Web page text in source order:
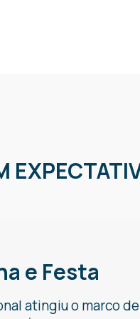
e Festa
atingiu o marco